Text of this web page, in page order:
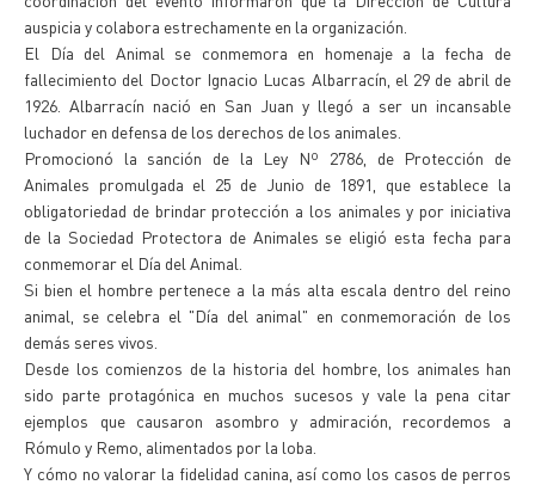
auspicia y colabora estrechamente en la organización.
El Día del Animal se conmemora en homenaje a la fecha de
fallecimiento del Doctor Ignacio Lucas Albarracín, el 29 de abril de
1926. Albarracín nació en San Juan y llegó a ser un incansable
luchador en defensa de los derechos de los animales.
Promocionó la sanción de la Ley Nº 2786, de Protección de
Animales promulgada el 25 de Junio de 1891, que establece la
obligatoriedad de brindar protección a los animales y por iniciativa
de la Sociedad Protectora de Animales se eligió esta fecha para
conmemorar el Día del Animal.
Si bien el hombre pertenece a la más alta escala dentro del reino
animal, se celebra el "Día del animal" en conmemoración de los
demás seres vivos.
Desde los comienzos de la historia del hombre, los animales han
sido parte protagónica en muchos sucesos y vale la pena citar
ejemplos que causaron asombro y admiración, recordemos a
Rómulo y Remo, alimentados por la loba.
Y cómo no valorar la fidelidad canina, así como los casos de perros